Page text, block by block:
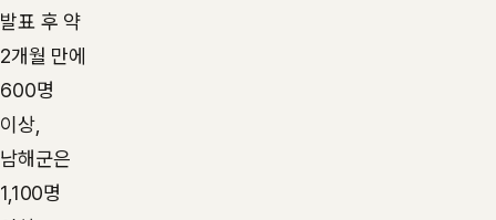
발표 후 약
2개월 만에
600명
이상,
남해군은
1,100명